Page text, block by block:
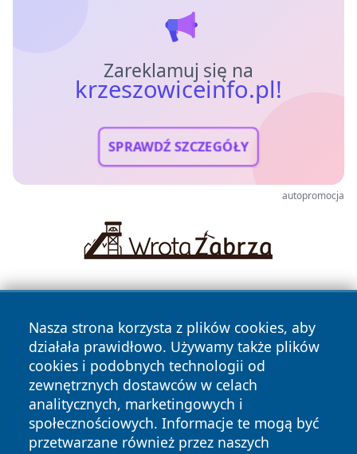
Zareklamuj się na
krzeszowiceinfo.pl!
SPRAWDŹ SZCZEGÓŁY
autopromocja
Nasza strona korzysta z plików cookies, aby
działała prawidłowo. Używamy także plików
cookies i podobnych technologii od
zewnętrznych dostawców w celach
analitycznych, marketingowych i
społecznościowych. Informacje te mogą być
przetwarzane również przez naszych
Copyright © 2026 krzeszowiceinfo.pl Wszystkie prawa
zastrzeżone.